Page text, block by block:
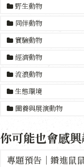
野生動物
同伴動物
實驗動物
經濟動物
流浪動物
生態環境
圈養與展演動物
你可能也會感
專題預告｜鑽進鼠